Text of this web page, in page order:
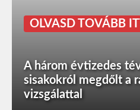
OLVASD TOVÁBB
A három évtizedes
sisakokról megdőlt a
vizsgálattal